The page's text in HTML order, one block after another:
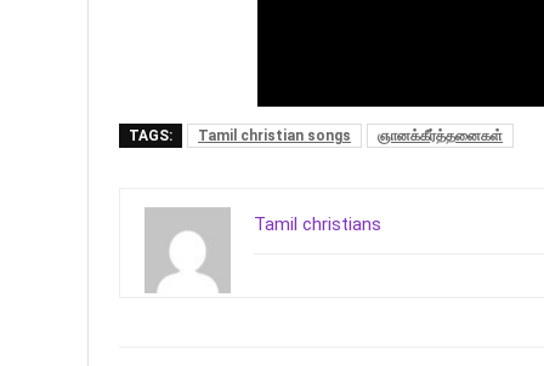
TAGS: Tamil christian songs ஞானக்கீர்த்தனைகள்
Tamil christians